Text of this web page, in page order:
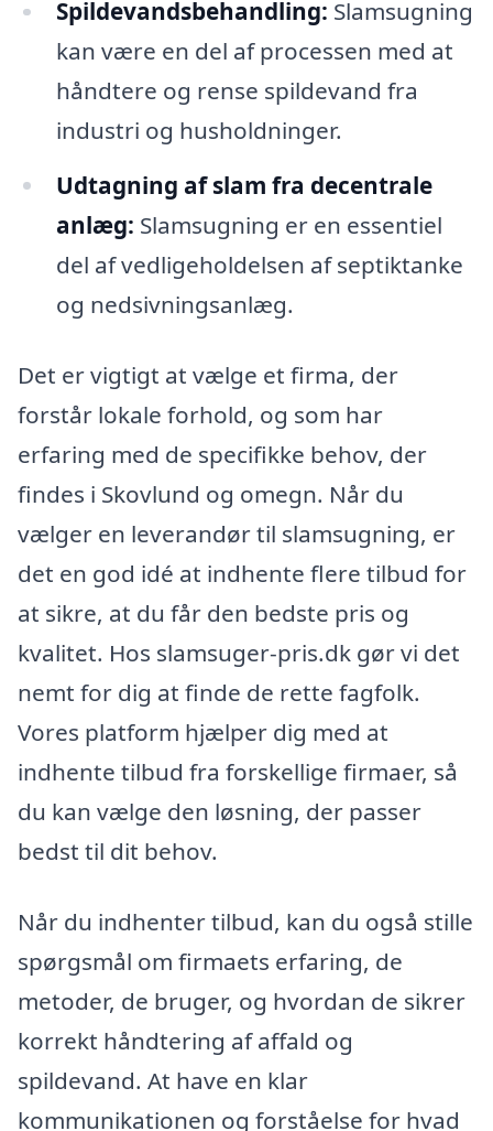
Spildevandsbehandling: Slamsugning
kan være en del af processen med at
håndtere og rense spildevand fra
industri og husholdninger.
Udtagning af slam fra decentrale
anlæg: Slamsugning er en essentiel
del af vedligeholdelsen af septiktanke
og nedsivningsanlæg.
Det er vigtigt at vælge et firma, der
forstår lokale forhold, og som har
erfaring med de specifikke behov, der
findes i Skovlund og omegn. Når du
vælger en leverandør til slamsugning, er
det en god idé at indhente flere tilbud for
at sikre, at du får den bedste pris og
kvalitet. Hos slamsuger-pris.dk gør vi det
nemt for dig at finde de rette fagfolk.
Vores platform hjælper dig med at
indhente tilbud fra forskellige firmaer, så
du kan vælge den løsning, der passer
bedst til dit behov.
Når du indhenter tilbud, kan du også stille
spørgsmål om firmaets erfaring, de
metoder, de bruger, og hvordan de sikrer
korrekt håndtering af affald og
spildevand. At have en klar
kommunikationen og forståelse for hvad